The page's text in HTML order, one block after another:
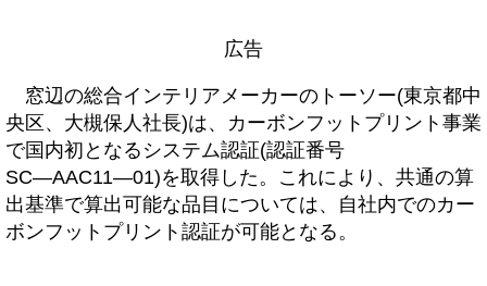
広告
窓辺の総合インテリアメーカーのトーソー(東京都中
央区、大槻保人社長)は、カーボンフットプリント事業
で国内初となるシステム認証(認証番号
SC―AAC11―01)を取得した。これにより、共通の算
出基準で算出可能な品目については、自社内でのカー
ボンフットプリント認証が可能となる。